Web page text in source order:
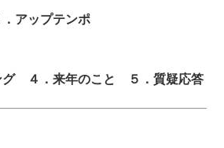
アップテンポ
グ ４．来年のこと ５．質疑応答